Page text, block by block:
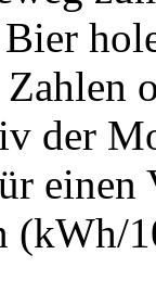
der
einen
(kWh/